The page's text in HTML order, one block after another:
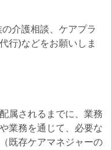
介護相談、ケアプラ
行)などをお願いしま
属されるまでに、業務
業務を通じて、必要な
既存ケアマネジャーの